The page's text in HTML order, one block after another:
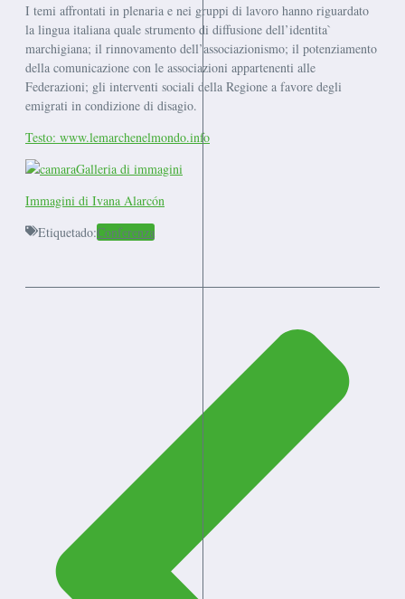
I temi affrontati in plenaria e nei gruppi di lavoro hanno riguardato
la lingua italiana quale strumento di diffusione dell’identita`
marchigiana; il rinnovamento dell’associazionismo; il potenziamento
della comunicazione con le associazioni appartenenti alle
Federazioni; gli interventi sociali della Regione a favore degli
emigrati in condizione di disagio.
Testo: www.lemarchenelmondo.info
Galleria di immagini
Immagini di Ivana Alarcón
Etiquetado:Conferenza